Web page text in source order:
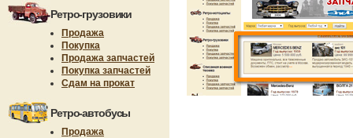
Ретро-грузовики
Продажа
Покупка
Продажа запчастей
Покупка запчастей
Сдам на прокат
Ретро-автобусы
Продажа